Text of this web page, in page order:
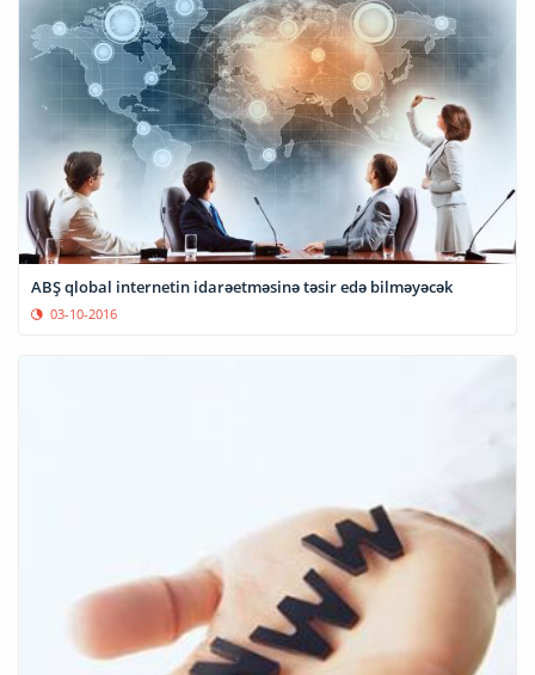
ABŞ qlobal internetin idarəetməsinə təsir edə bilməyəcək
03-10-2016